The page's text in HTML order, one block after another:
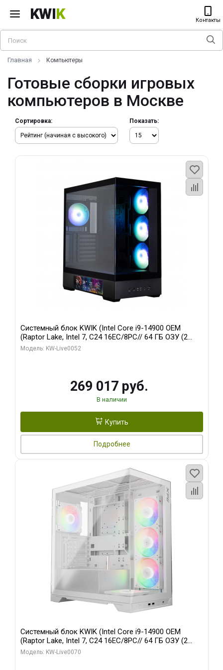
KWIK Контакты
Главная Компьютеры
Готовые сборки игровых
компьютеров в Москве
Сортировка: Показать:
Системный блок KWIK (Intel Core i9-14900 OEM
(Raptor Lake, Intel 7, C24 16EC/8PC// 64 ГБ ОЗУ (2
модуля)/ Palit RTX5080 GAMINGPRO OC 16GB GDDR7
Модель: KW-Live0052
269 017 руб.
В наличии
Купить
Подробнее
Системный блок KWIK (Intel Core i9-14900 OEM
(Raptor Lake, Intel 7, C24 16EC/8PC// 64 ГБ ОЗУ (2
модуля)/ Gigabyte RTX5080 XTREME WATERFORCE
Модель: KW-Live0070